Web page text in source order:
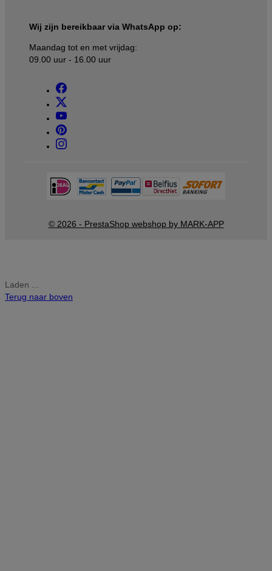
Wij zijn bereikbaar via WhatsApp op:
Maandag tot en met vrijdag:
09.00 uur - 16.00 uur
© 2026 - PrestaShop webshop by MARK-APP
Laden ...
Terug naar boven